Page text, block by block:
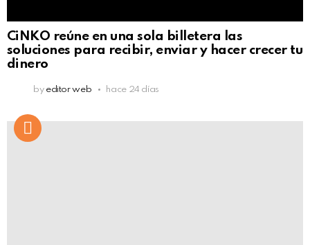
CiNKO reúne en una sola billetera las
soluciones para recibir, enviar y hacer crecer tu
dinero
by editor web hace 24 días